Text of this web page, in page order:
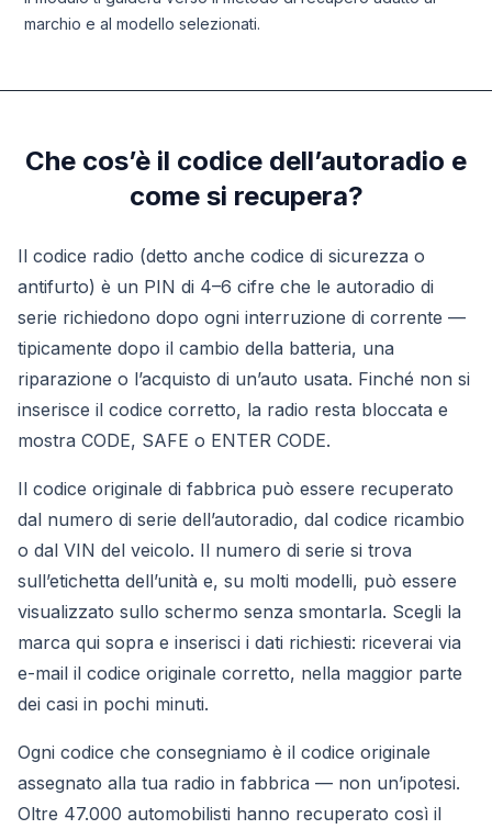
marchio e al modello selezionati.
Che cos’è il codice dell’autoradio e
come si recupera?
Il codice radio (detto anche codice di sicurezza o
antifurto) è un PIN di 4–6 cifre che le autoradio di
serie richiedono dopo ogni interruzione di corrente —
tipicamente dopo il cambio della batteria, una
riparazione o l’acquisto di un’auto usata. Finché non si
inserisce il codice corretto, la radio resta bloccata e
mostra CODE, SAFE o ENTER CODE.
Il codice originale di fabbrica può essere recuperato
dal numero di serie dell’autoradio, dal codice ricambio
o dal VIN del veicolo. Il numero di serie si trova
sull’etichetta dell’unità e, su molti modelli, può essere
visualizzato sullo schermo senza smontarla. Scegli la
marca qui sopra e inserisci i dati richiesti: riceverai via
e-mail il codice originale corretto, nella maggior parte
dei casi in pochi minuti.
Ogni codice che consegniamo è il codice originale
assegnato alla tua radio in fabbrica — non un’ipotesi.
Oltre 47.000 automobilisti hanno recuperato così il